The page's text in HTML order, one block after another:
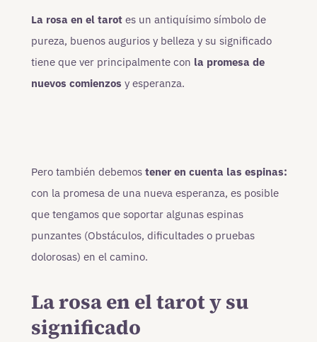
La rosa en el tarot es un antiquísimo símbolo de
pureza, buenos augurios y belleza y su significado
tiene que ver principalmente con la promesa de
nuevos comienzos y esperanza.
Pero también debemos tener en cuenta las espinas:
con la promesa de una nueva esperanza, es posible
que tengamos que soportar algunas espinas
punzantes (Obstáculos, dificultades o pruebas
dolorosas) en el camino.
La rosa en el tarot y su
significado